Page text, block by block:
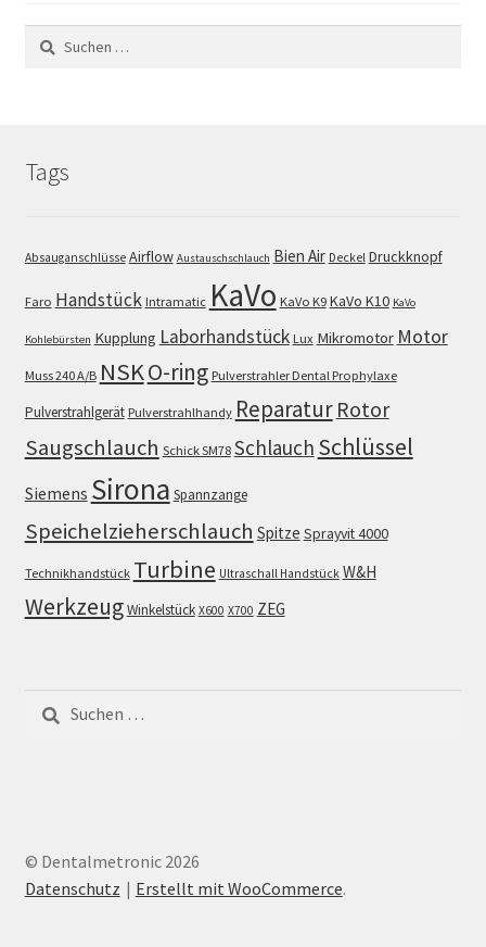
Suchen
nach:
Tags
Absauganschlüsse Airflow Austauschschlauch Bien Air Deckel Druckknopf
Faro Handstück Intramatic KaVo KaVo K9 KaVo K10 KaVo
Kohlebürsten Kupplung Laborhandstück Lux Mikromotor Motor
Muss 240 A/B NSKO-ring Pulverstrahler Dental Prophylaxe
Pulverstrahlgerät Pulverstrahlhandy Reparatur Rotor
Saugschlauch Schick SM78 Schlauch Schlüssel
Siemens Sirona Spannzange
Speichelzieherschlauch Spitze Sprayvit 4000
Technikhandstück Turbine Ultraschall Handstück W&H
WerkzeugWinkelstück X600 X700 ZEG
nach:
© Dentalmetronic 2026
Datenschutz
Erstellt mit WooCommerce.